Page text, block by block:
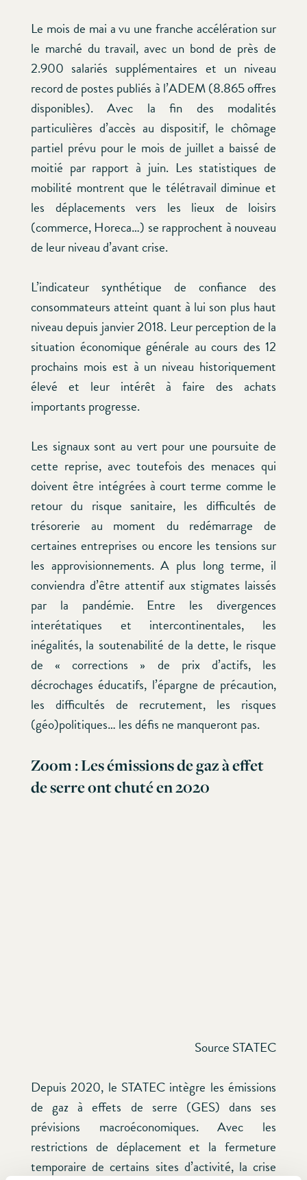
Le mois de mai a vu une franche accélération sur
le marché du travail, avec un bond de près de
2.900 salariés supplémentaires et un niveau
record de postes publiés à l’ADEM (8.865 offres
disponibles). Avec la fin des modalités
particulières d’accès au dispositif, le chômage
partiel prévu pour le mois de juillet a baissé de
moitié par rapport à juin. Les statistiques de
mobilité montrent que le télétravail diminue et
les déplacements vers les lieux de loisirs
(commerce, Horeca…) se rapprochent à nouveau
de leur niveau d’avant crise.
L’indicateur synthétique de confiance des
consommateurs atteint quant à lui son plus haut
niveau depuis janvier 2018. Leur perception de la
situation économique générale au cours des 12
prochains mois est à un niveau historiquement
élevé et leur intérêt à faire des achats
importants progresse.
Les signaux sont au vert pour une poursuite de
cette reprise, avec toutefois des menaces qui
doivent être intégrées à court terme comme le
retour du risque sanitaire, les difficultés de
trésorerie au moment du redémarrage de
certaines entreprises ou encore les tensions sur
les approvisionnements. A plus long terme, il
conviendra d’être attentif aux stigmates laissés
par la pandémie. Entre les divergences
interétatiques et intercontinentales, les
inégalités, la soutenabilité de la dette, le risque
de « corrections » de prix d’actifs, les
décrochages éducatifs, l’épargne de précaution,
les difficultés de recrutement, les risques
(géo)politiques… les défis ne manqueront pas.
Zoom : Les émissions de gaz à effet
de serre ont chuté en 2020
Source STATEC
Depuis 2020, le STATEC intègre les émissions
de gaz à effets de serre (GES) dans ses
prévisions macroéconomiques. Avec les
restrictions de déplacement et la fermeture
temporaire de certains sites d’activité, la crise